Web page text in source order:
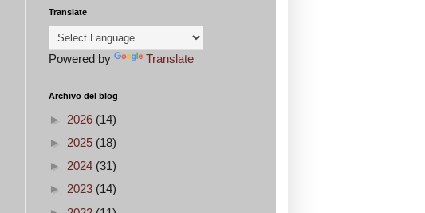
Translate
Powered by Translate
Archivo del blog
► 2026 (14)
► 2025 (18)
► 2024 (31)
► 2023 (14)